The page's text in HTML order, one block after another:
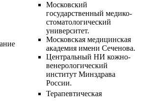
Московский
государственный медико-
стоматологический
университет.
Московская медицинская
академия имени Сеченова.
Центральный НИ кожно-
венерологический
институт Минздрава
России.
Терапевтическая